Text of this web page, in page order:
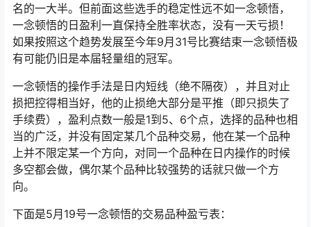
名的一大半。但前面这些选手的稳定性远不如一念顿悟，
一念顿悟的日盈利一直保持全胜率状态，没有一天亏损！
如果按照这个趋势发展至今年9月31号比赛结束一念顿悟极
有可能仍旧是本届轻量组的冠军。
一念顿悟的操作手法是日内短线（绝不隔夜），并且对止
损把控得相当好，他的止损绝大部分是平推（即只损失了
手续费），盈利点数一般是1到5、6个点，选择的品种也相
当的广泛，并没有固定某几个品种交易，他在某一个品种
上并不限定某一个方向，对同一个品种在日内操作的时候
多空都会做，偶尔某个品种比较强势的话就只做一个方
向。
下面是5月19号一念顿悟的交易品种盈亏表：